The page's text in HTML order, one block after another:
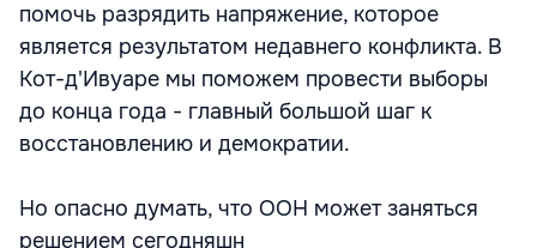
помочь разрядить напряжение, которое
является результатом недавнего конфликта. В
Кот-д'Ивуаре мы поможем провести выборы
до конца года - главный большой шаг к
восстановлению и демократии.
Но опасно думать, что ООН может заняться
решением сегодняшн